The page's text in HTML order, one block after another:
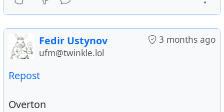
3 months ago
Fedir Ustynov
ufm@twinkle.lol
Repost
Overton